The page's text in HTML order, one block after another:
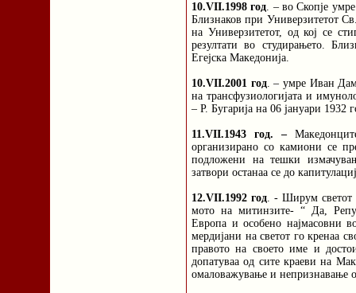
10.VII.1998 год. – во Скопје
Близнаков при Универзитетот
на Универзитетот, од кој се
резултати во студирањето.
Егејска Македонија.
10.VII.2001 год. – умре Иван
на трансфузиологијата и
– Р. Бугарија на 06 јануари 1932
11.VII.1943 год. –
организирано со камиони се
подложени на тешки
затвори останаа се до
12.VII.1992 год. - Ширум светот
мото на митинзите- “ Да,
Европа и особено најмасовни
мердијани на светот го кренаа
правото на своето име и
допатуваа од сите краеви на
омаловажување и непризнавање